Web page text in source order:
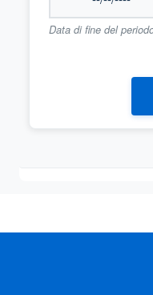
Data di fine del